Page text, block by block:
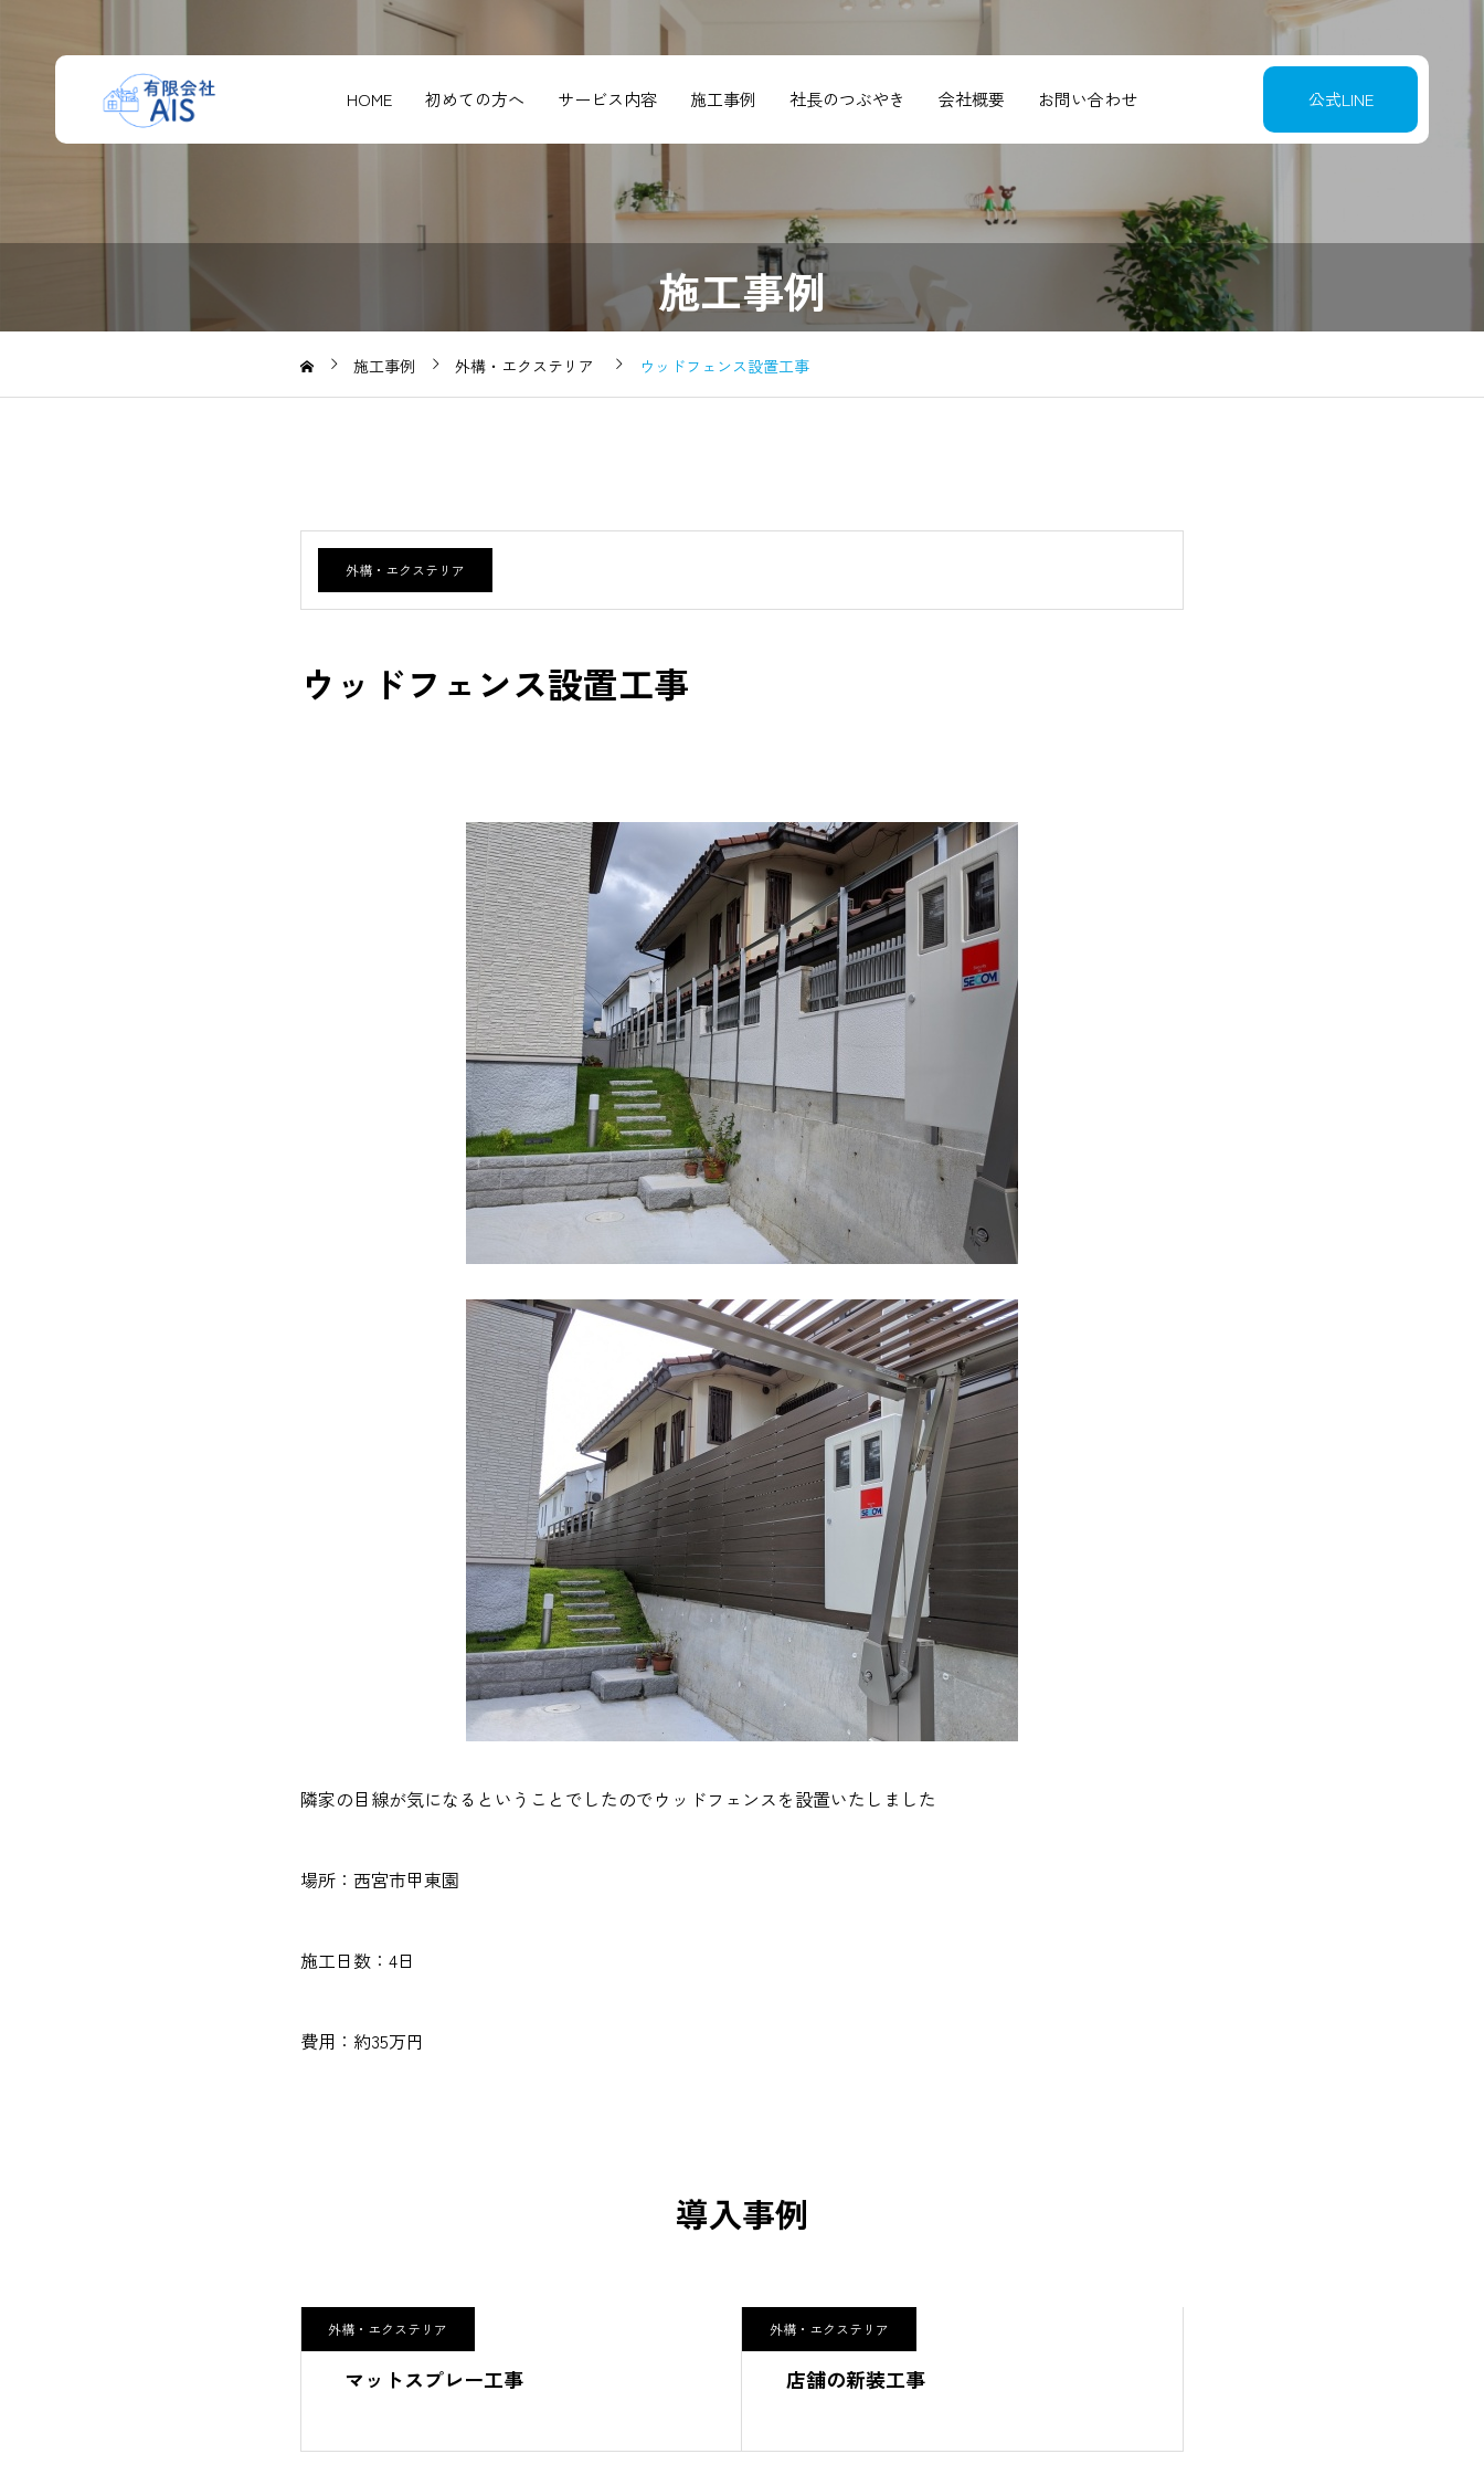
HOME 初めての方へ サービス内容 施工事例 社長のつぶやき 会社概要 お問い合わせ 公式LINE
施工事例
施工事例 外構・エクステリア ウッドフェンス設置工事
外構・エクステリア
ウッドフェンス設置工事
隣家の目線が気になるということでしたのでウッドフェンスを設置いたしました
場所：西宮市甲東園
施工日数：4日
費用：約35万円
導入事例
外構・エクステリア
マットスプレー工事
外構・エクステリア
店舗の新装工事